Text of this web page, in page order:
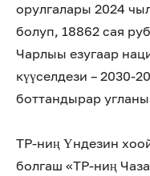
орулгалары 2024
болуп, 18862 сая
Чарлыы езугаар
күүселдези – 2030-
боттандырар
ТР-ниң Үндезин
болгаш «ТР-ниң